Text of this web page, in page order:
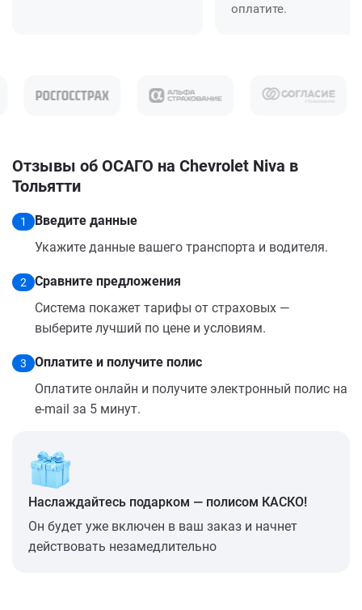
оплатите.
Отзывы об ОСАГО на Chevrolet Niva в
Тольятти
1
Введите данные
Укажите данные вашего транспорта и водителя.
2
Сравните предложения
Система покажет тарифы от страховых —
выберите лучший по цене и условиям.
3
Оплатите и получите полис
Оплатите онлайн и получите электронный полис на
e-mail за 5 минут.
Наслаждайтесь подарком — полисом КАСКО!
Он будет уже включен в ваш заказ и начнет
действовать незамедлительно